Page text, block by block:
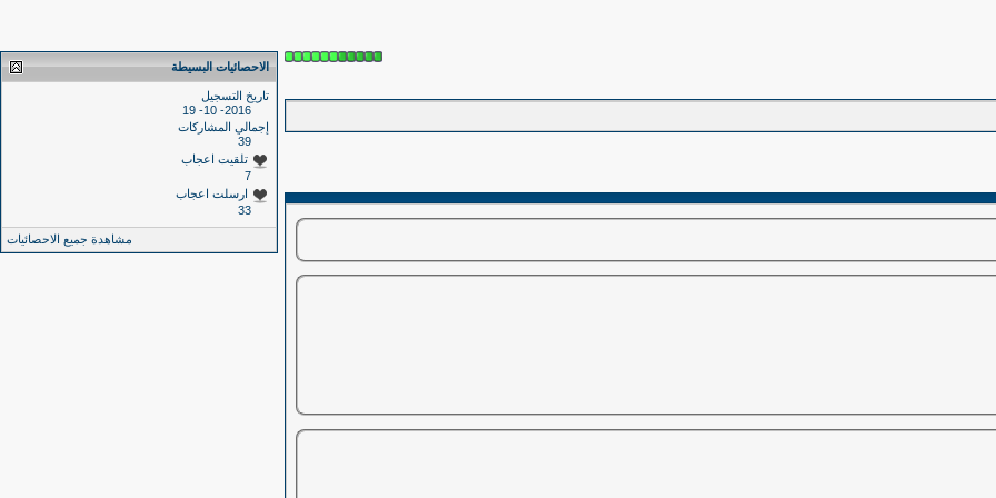
الاحصائيات البسيطة
تاريخ التسجيل
2016- 10- 19
إجمالي المشاركات
39
تلقيت اعجاب
7
ارسلت اعجاب
33
مشاهدة جميع الاحصائيات